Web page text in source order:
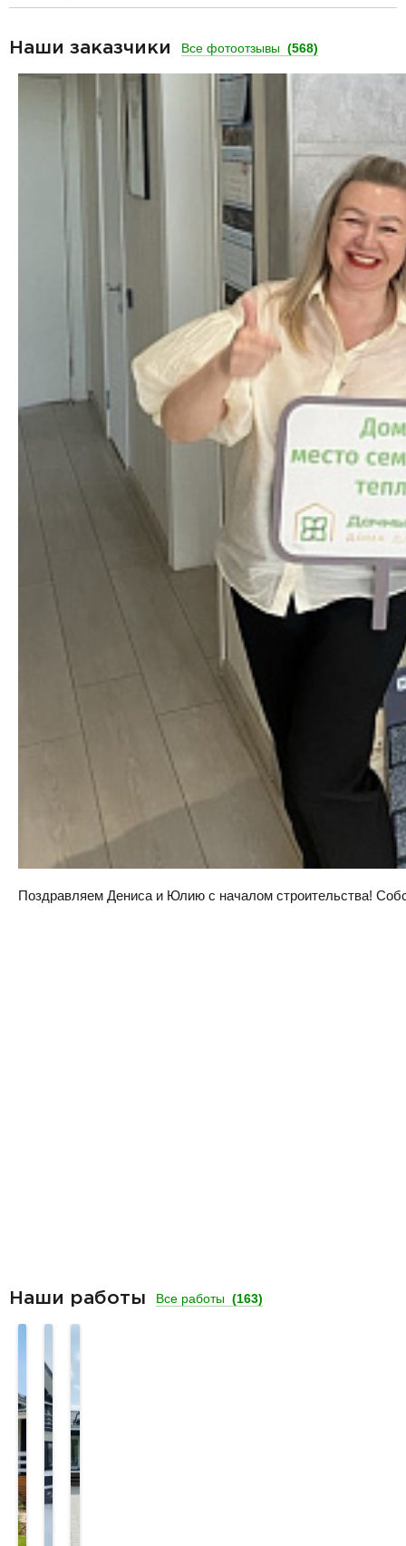
Наши заказчики Все фотоотзывы (568)
Поздравляем Дениса и Юлию с началом строительства!
Наши работы Все работы (163)